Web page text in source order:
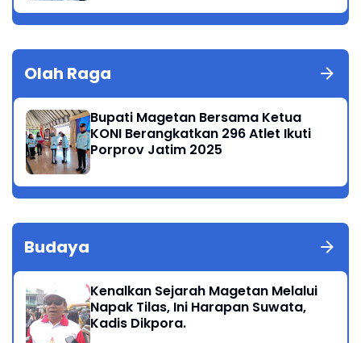
Olah Raga
Bupati Magetan Bersama Ketua
KONI Berangkatkan 296 Atlet Ikuti
Porprov Jatim 2025
Budaya
Kenalkan Sejarah Magetan Melalui
Napak Tilas, Ini Harapan Suwata,
Kadis Dikpora.